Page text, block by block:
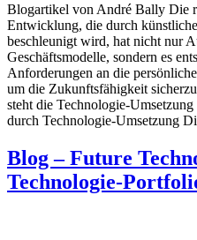
Blogartikel von André Bally Die
Entwicklung, die durch
beschleunigt wird, hat nicht nur
Geschäftsmodelle, sondern es
Anforderungen an die
um die Zukunftsfähigkeit
steht die Technologie-
durch Technologie-Umsetzung
Blog – Future
Technologie-